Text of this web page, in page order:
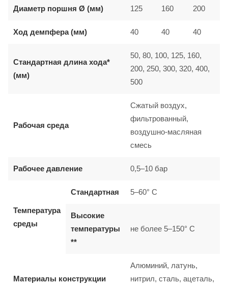
Диаметр поршня Ø (мм) 125 160 200
Ход демпфера (мм) 40 40 40
Стандартная длина хода*
(мм)
50, 80, 100, 125, 160,
200, 250, 300, 320, 400,
500
Рабочая среда
Сжатый воздух,
фильтрованный,
воздушно-масляная
смесь
Рабочее давление 0,5–10 бар
Температура
среды
Стандартная 5–60° C
Высокие
температуры
**
не более 5–150° C
Материалы конструкции
Алюминий, латунь,
нитрил, сталь, ацеталь,